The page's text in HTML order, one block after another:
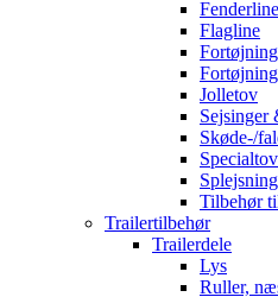
Fenderline
Flagline
Jolletov
Sejsinger
Skøde-/
Splejsning
Tilbehør
Trailertilbehør
Trailerdele
Lys
Ruller,